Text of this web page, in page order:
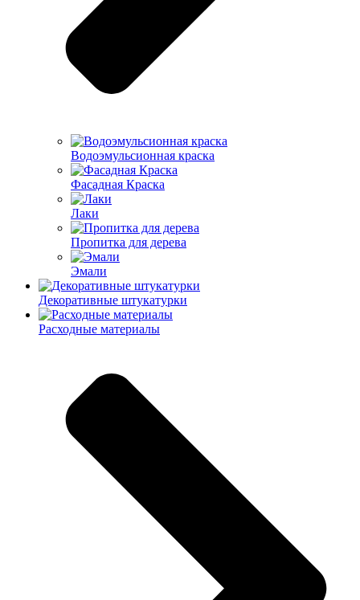
Водоэмульсионная краска
Фасадная Краска
Лаки
Пропитка для дерева
Эмали
Декоративные штукатурки
Расходные материалы